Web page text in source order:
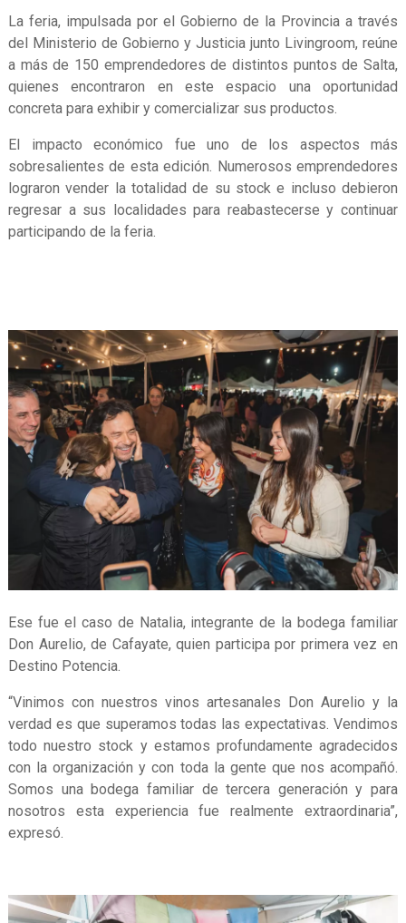
La feria, impulsada por el Gobierno de la Provincia a través
del Ministerio de Gobierno y Justicia junto Livingroom, reúne
a más de 150 emprendedores de distintos puntos de Salta,
quienes encontraron en este espacio una oportunidad
concreta para exhibir y comercializar sus productos.
El impacto económico fue uno de los aspectos más
sobresalientes de esta edición. Numerosos emprendedores
lograron vender la totalidad de su stock e incluso debieron
regresar a sus localidades para reabastecerse y continuar
participando de la feria.
Ese fue el caso de Natalia, integrante de la bodega familiar
Don Aurelio, de Cafayate, quien participa por primera vez en
Destino Potencia.
“Vinimos con nuestros vinos artesanales Don Aurelio y la
verdad es que superamos todas las expectativas. Vendimos
todo nuestro stock y estamos profundamente agradecidos
con la organización y con toda la gente que nos acompañó.
Somos una bodega familiar de tercera generación y para
nosotros esta experiencia fue realmente extraordinaria”,
expresó.